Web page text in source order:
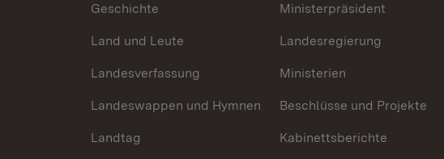
Geschichte
Land und Leute
Landesverfassung
Landeswappen und Hymnen
Landtag
Ministerpräsident
Landesregierung
Ministerien
Beschlüsse und Projekte
Kabinettsberichte